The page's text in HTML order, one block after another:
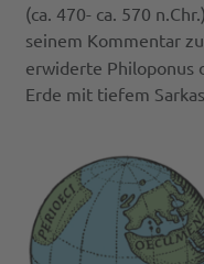
(ca. 470- ca. 570
seinem Kommentar
erwiderte Philoponus
Erde mit tiefem